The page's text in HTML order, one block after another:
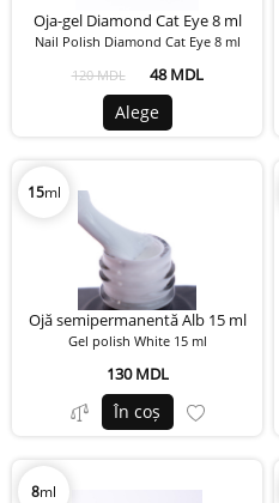
Oja-gel Diamond Cat Eye 8 ml
Nail Polish Diamond Cat Eye 8 ml
120 MDL
48 MDL
Alege
15ml
Ojă semipermanentă Alb 15 ml
Gel polish White 15 ml
130 MDL
În coș
8ml